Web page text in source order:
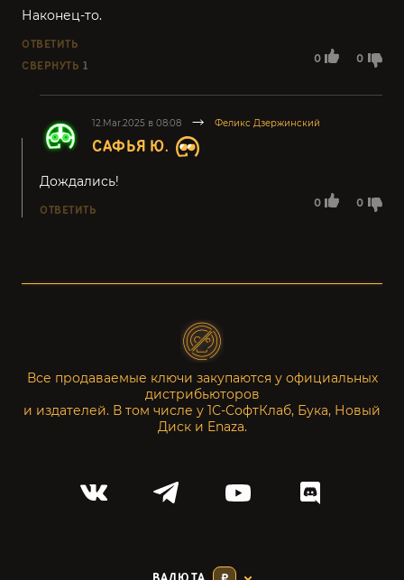
0 0
Наконец-то.
ОТВЕТИТЬ
СВЕРНУТЬ 1
12.Mar.2025 в 08:08 Феликс Дзержинский
САФЬЯ Ю.
0 0
Дождались!
ОТВЕТИТЬ
Все продаваемые ключи закупаются у официальных
дистрибьюторов
и издателей. В том числе у 1С-СофтКлаб, Бука, Новый
Диск и Enaza.